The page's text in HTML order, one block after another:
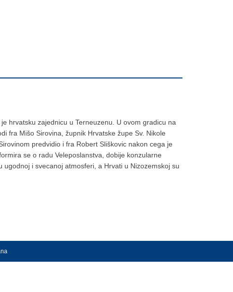
hrvatsku zajednicu u Terneuzenu. U ovom gradicu na
fra Mišo Sirovina, župnik Hrvatske župe Sv. Nikole
predvidio i fra Robert Sliškovic nakon cega je
se o radu Veleposlanstva, dobije konzularne
i svecanoj atmosferi, a Hrvati u Nizozemskoj su